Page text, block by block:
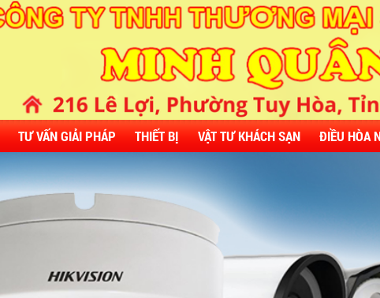
TƯ VẤN GIẢI PHÁP THIẾT BỊ VẬT TƯ KHÁCH SẠN ĐIỀU HÒA